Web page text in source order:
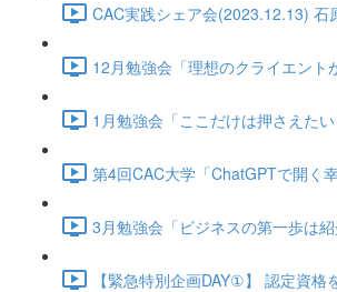
CAC実践シェア会(2023.12.13) 石
12月勉強会「理想のクライエン
1月勉強会「ここだけは押さえた
第4回CAC大学「ChatGPTで開く
3月勉強会「ビジネスの第一歩は
【緊急特別企画DAY①】 認定資